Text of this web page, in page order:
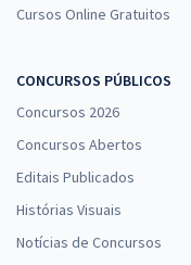
Cursos Online Gratuitos
CONCURSOS PÚBLICOS
Concursos 2026
Concursos Abertos
Editais Publicados
Histórias Visuais
Notícias de Concursos